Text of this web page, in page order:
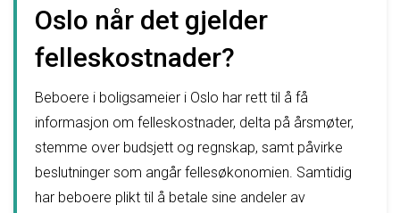
Oslo når det gjelder
felleskostnader?
Beboere i boligsameier i Oslo har rett til å få
informasjon om felleskostnader, delta på årsmøter,
stemme over budsjett og regnskap, samt påvirke
beslutninger som angår fellesøkonomien. Samtidig
har beboere plikt til å betale sine andeler av